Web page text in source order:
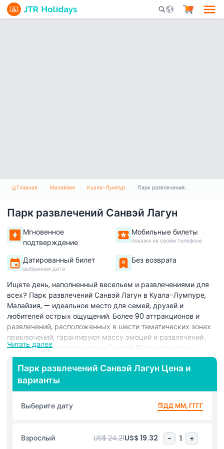
Mobile Search
Главная Малайзия Куала-Лумпур Парк развлечений Санвэй Лагун
Парк развлечений Санвэй Лагун
Мгновенное
подтверждение
Мобильные билеты
покажи на своём телефоне
Датированный билет
выбранная дата
Без возврата
Ищете день, наполненный весельем и развлечениями для
всех? Парк развлечений Санвэй Лагун в Куала-Лумпуре,
Малайзия, — идеальное место для семей, друзей и
любителей острых ощущений. Более 90 аттракционов и
развлечений, расположенных в шести тематических зонах
приключений, гарантируют массу эмоций и развлечений.
Освежитесь в водном парке Санвэй Лагун, где можно
плескаться в волновых бассейнах, скатываться с водных
горок и испытать первый в мире Waterplexx 5D —
иммерсивный водный аттракцион с потрясающими
эффектами. В парке развлечений наслаждайтесь
классическими аттракционами и попробуйте пройти по
одному из самых длинных подвесных мостов Малайзии,
Любители животных оценят Парк дикой природы, в котором
обитают более 150 видов животных, и где можно близко
Читать далее
Парк развлечений Санвэй Лагун Цена и
варианты
Выберите дату ДД ММ, ГГГГ
Взрослый US$ 24.21US$ 19.32 - 1 +